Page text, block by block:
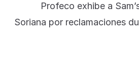
Profeco exhibe a
Soriana por reclamaciones